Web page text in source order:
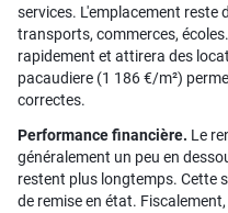
services. L'emplacement reste
transports, commerces,
rapidement et attirera des
pacaudiere (1 186 €/m²)
correctes.
Performance financière. Le
généralement un peu en
restent plus longtemps. Cette
de remise en état.